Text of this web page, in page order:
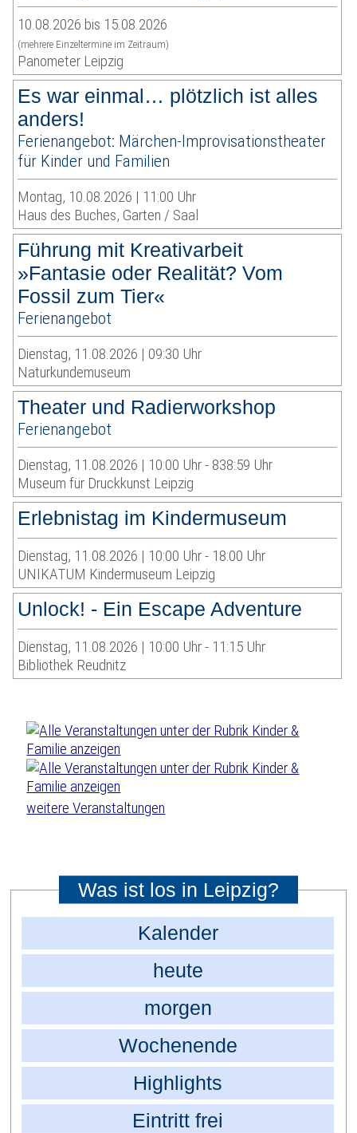
10.08.2026 bis 15.08.2026
(mehrere Einzeltermine im Zeitraum)
Panometer Leipzig
Es war einmal… plötzlich ist alles
anders!
Ferienangebot: Märchen-Improvisationstheater
für Kinder und Familien
Montag, 10.08.2026 | 11:00 Uhr
Haus des Buches, Garten / Saal
Führung mit Kreativarbeit
»Fantasie oder Realität? Vom
Fossil zum Tier«
Ferienangebot
Dienstag, 11.08.2026 | 09:30 Uhr
Naturkundemuseum
Theater und Radierworkshop
Ferienangebot
Dienstag, 11.08.2026 | 10:00 Uhr - 838:59 Uhr
Museum für Druckkunst Leipzig
Erlebnistag im Kindermuseum
Dienstag, 11.08.2026 | 10:00 Uhr - 18:00 Uhr
UNIKATUM Kindermuseum Leipzig
Unlock! - Ein Escape Adventure
Dienstag, 11.08.2026 | 10:00 Uhr - 11:15 Uhr
Bibliothek Reudnitz
weitere Veranstaltungen
Was ist los in Leipzig?
Kalender
heute
morgen
Wochenende
Highlights
Eintritt frei